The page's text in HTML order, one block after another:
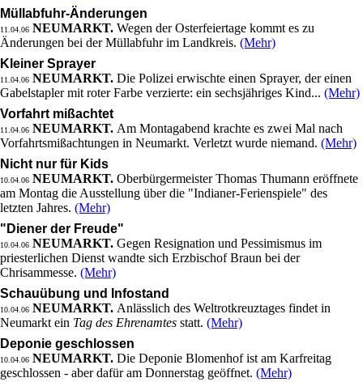
Müllabfuhr-Änderungen
11.04.06 NEUMARKT. Wegen der Osterfeiertage kommt es zu
Änderungen bei der Müllabfuhr im Landkreis. (Mehr)
Kleiner Sprayer
11.04.06 NEUMARKT. Die Polizei erwischte einen Sprayer, der einen
Gabelstapler mit roter Farbe verzierte: ein sechsjähriges Kind... (Mehr)
Vorfahrt mißachtet
11.04.06 NEUMARKT. Am Montagabend krachte es zwei Mal nach
Vorfahrtsmißachtungen in Neumarkt. Verletzt wurde niemand. (Mehr)
Nicht nur für Kids
10.04.06 NEUMARKT. Oberbürgermeister Thomas Thumann eröffnete
am Montag die Ausstellung über die "Indianer-Ferienspiele" des
letzten Jahres. (Mehr)
"Diener der Freude"
10.04.06 NEUMARKT. Gegen Resignation und Pessimismus im
priesterlichen Dienst wandte sich Erzbischof Braun bei der
Chrisammesse. (Mehr)
Schauübung und Infostand
10.04.06 NEUMARKT. Anlässlich des Weltrotkreuztages findet in
Neumarkt ein Tag des Ehrenamtes statt. (Mehr)
Deponie geschlossen
10.04.06 NEUMARKT. Die Deponie Blomenhof ist am Karfreitag
geschlossen - aber dafür am Donnerstag geöffnet. (Mehr)